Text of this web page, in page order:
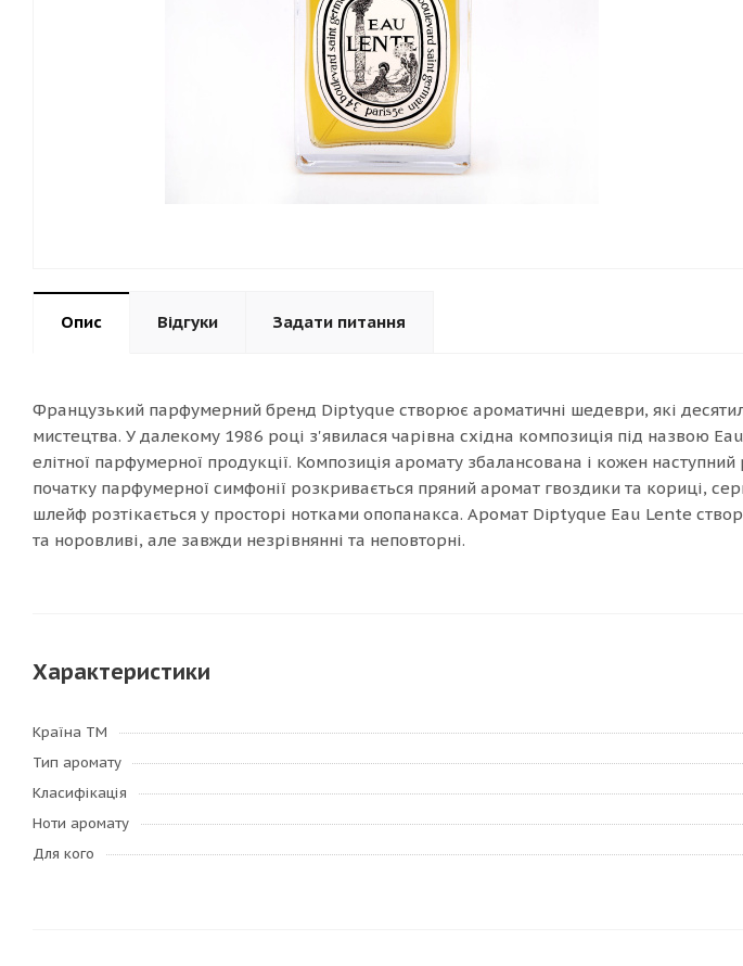
Опис Відгуки Задати питання
Французький парфумерний бренд Diptyque створює ароматичні шедеври, які
мистецтва. У далекому 1986 році з'явилася чарівна східна композиція під назвою
елітної парфумерної продукції. Композиція аромату збалансована і кожен
початку парфумерної симфонії розкривається пряний аромат гвоздики та кориці,
шлейф розтікається у просторі нотками опопанакса. Аромат Diptyque Eau Lente
та норовливі, але завжди незрівнянні та неповторні.
Характеристики
Країна ТМ
Тип аромату
Класифікація
Ноти аромату
Для кого